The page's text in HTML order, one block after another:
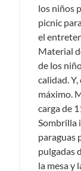
Esto aplica
diferentes,
devolver ni
No tienen
Alimentos
Productos
Productos
Productos
Pinturas
los niños
picnic
el
Material
de los
calidad.
máximo.
carga de
Sombrilla
paraguas
pulgadas
la mesa y